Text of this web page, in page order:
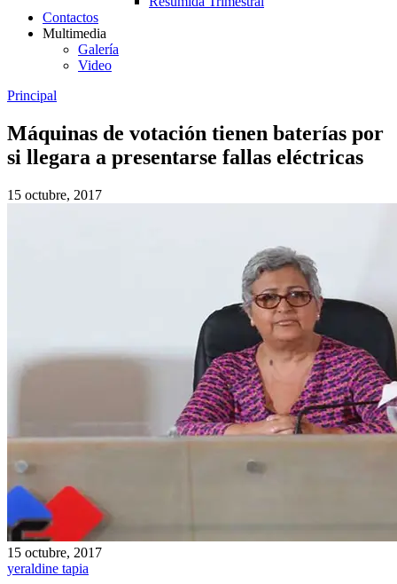
Contactos
Multimedia
Galería
Video
Principal
Máquinas de votación tienen baterías por
si llegara a presentarse fallas eléctricas
15 octubre, 2017
15 octubre, 2017
yeraldine tapia